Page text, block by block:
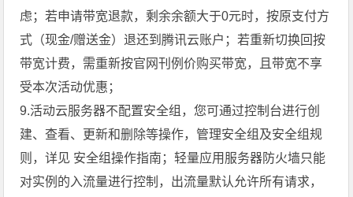
虑；若申请带宽退款，剩余余额大于0元时，按原支付方
式（现金/赠送金）退还到腾讯云账户；若重新切换回按
带宽计费，需重新按官网刊例价购买带宽，且带宽不享
受本次活动优惠；
9.活动云服务器不配置安全组，您可通过控制台进行创
建、查看、更新和删除等操作，管理安全组及安全组规
则，详见 安全组操作指南；轻量应用服务器防火墙只能
对实例的入流量进行控制，出流量默认允许所有请求，